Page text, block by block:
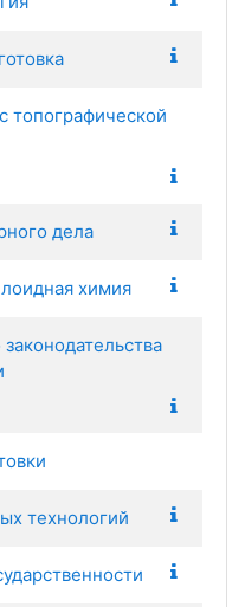
топографической
дела
химия
технологий